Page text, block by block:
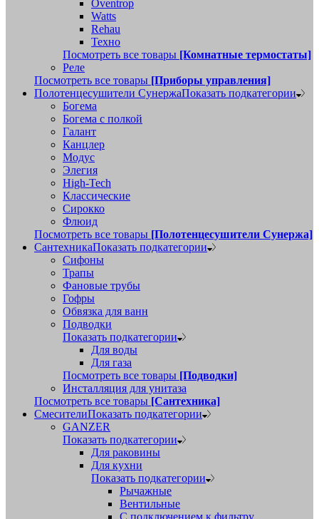
Oventrop
Watts
Rehau
Техно
Посмотреть все товары [Комнатные термостаты]
Реле
Посмотреть все товары [Приборы управления]
Полотенцесушители СунержаПоказать подкатегории
Богема
Богема с полкой
Галант
Канцлер
Модус
Элегия
High-Tech
Классические
Сирокко
Флюид
Посмотреть все товары [Полотенцесушители Сунержа]
СантехникаПоказать подкатегории
Сифоны
Трапы
Фановые трубы
Гофры
Обвязка для ванн
Подводки
Показать подкатегории
Для воды
Для газа
Посмотреть все товары [Подводки]
Инсталляция для унитаза
Посмотреть все товары [Сантехника]
СмесителиПоказать подкатегории
GANZER
Показать подкатегории
Для раковины
Для кухни
Показать подкатегории
Рычажные
Вентильные
С подключением к фильтру